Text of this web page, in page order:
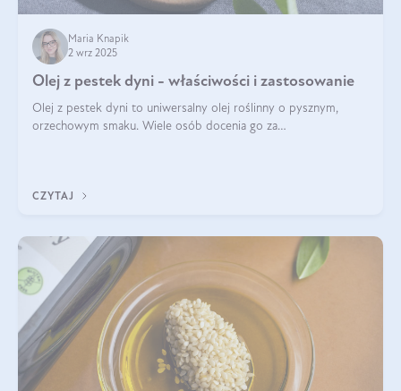
Maria Knapik
2 wrz 2025
Olej z pestek dyni - właściwości i zastosowanie
Olej z pestek dyni to uniwersalny olej roślinny o pysznym,
orzechowym smaku. Wiele osób docenia go za
CZYTAJ